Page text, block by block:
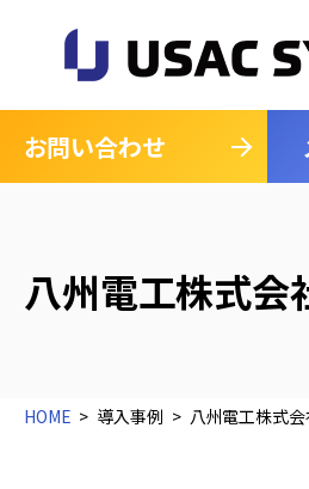
お問い合わせ
八州電工株式会
HOME 導入事例 八州電工株式会